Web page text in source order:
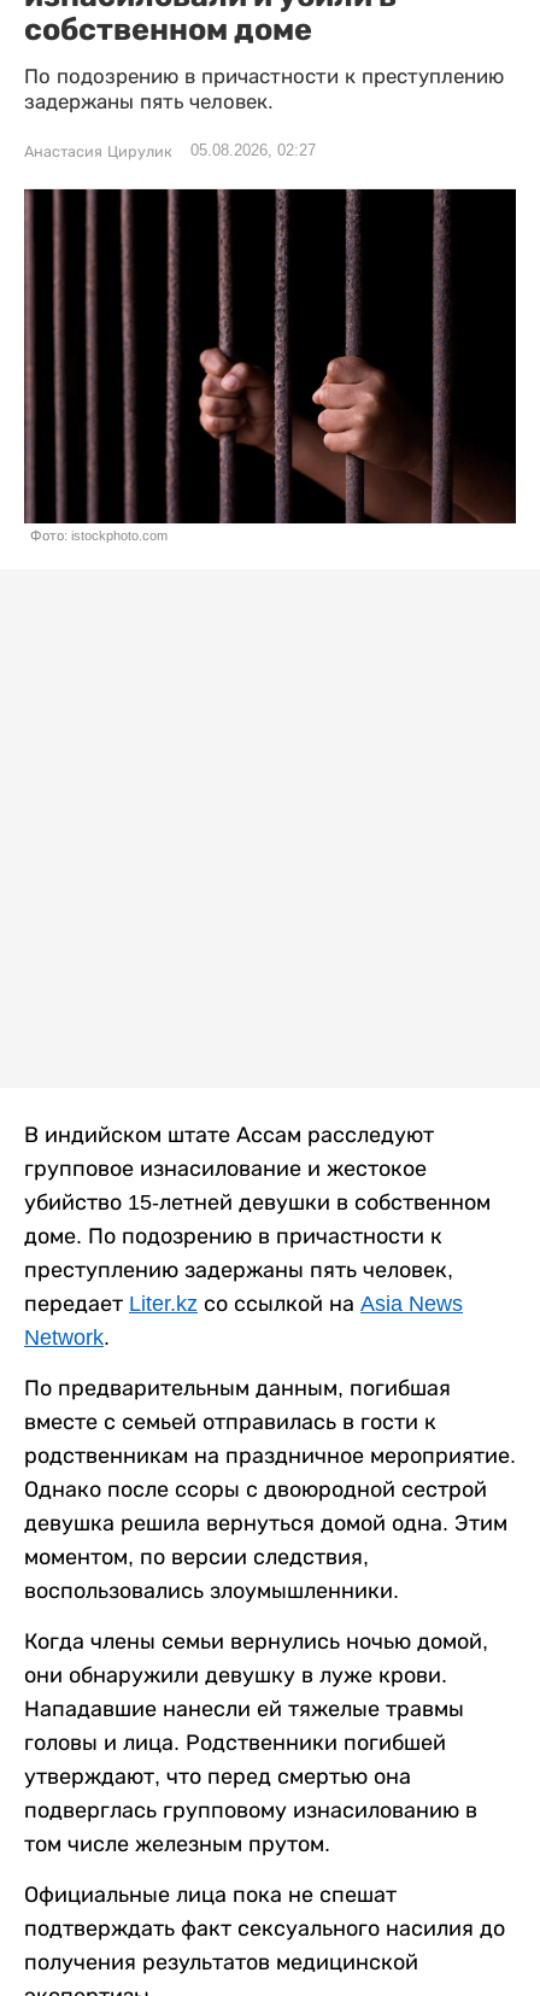
собственном доме
По подозрению в причастности к преступлению
задержаны пять человек.
Анастасия Цирулик 05.08.2026, 02:27
Фото: istockphoto.com
В индийском штате Ассам расследуют
групповое изнасилование и жестокое
убийство 15-летней девушки в собственном
доме. По подозрению в причастности к
преступлению задержаны пять человек,
передает Liter.kz со ссылкой на Asia News
Network.
По предварительным данным, погибшая
вместе с семьей отправилась в гости к
родственникам на праздничное мероприятие.
Однако после ссоры с двоюродной сестрой
девушка решила вернуться домой одна. Этим
моментом, по версии следствия,
воспользовались злоумышленники.
Когда члены семьи вернулись ночью домой,
они обнаружили девушку в луже крови.
Нападавшие нанесли ей тяжелые травмы
головы и лица. Родственники погибшей
утверждают, что перед смертью она
подверглась групповому изнасилованию в
том числе железным прутом.
Официальные лица пока не спешат
подтверждать факт сексуального насилия до
получения результатов медицинской